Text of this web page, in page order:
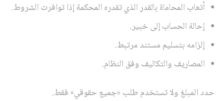
أتعاب المحاماة بالقدر الذي تقدره المحكمة إذا توافرت الشروط.
إحالة الحساب إلى خبير.
إلزامه بتسليم مستند مرتبط.
المصاريف والتكاليف وفق النظام.
حدد المبلغ ولا تستخدم طلب «جميع حقوقي» فقط.